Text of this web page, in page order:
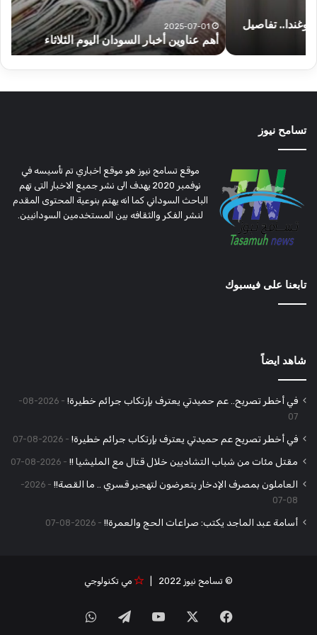
2025-07-01
أهم عناوين أخبار السودان اليوم الثلاثاء
تسامح نيوز
موقع تسامح نيوز هو موقع اخباري تم تأسيسه في
نوفمبر 2020 يهدف الى نشر جميع الاخبار التى تهم
الباحث السوداني كما انه يهتم بنوعية المحتوى المقدم
لنشر الفكر والثقافه بين المستخدمين السودانيين.
تابعنا على فيسبوك
شاهد ايضاً
في أخطر تصريح.. عم حميدتي يعترف بإرتكاب جرائم خطيرة!
2026-08-
07
في أخطر تصريح عم حميدتي يعترف بإرتكاب جرائم خطيرة! 2026-08-07
مقتل مئات من شباب التشاديين خلال قتال مع المليشيا !! 2026-08-07
العاملون بمصرف الإدخار يتعرضون لتهجير قسري .. ما القصة!!
2026-
08-07
أسامة عبد الماجد يكتب: صراعات الحج والعمرة!! 2026-08-07
© تسامح نيوز 2022 | مي تكنولوجي
فيسبوك ‫YouTubeتيلقرامواتساب